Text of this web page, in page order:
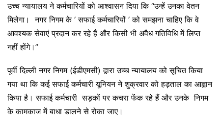
उच्च न्यायालय ने कर्मचारियों को आश्वासन दिया कि “उन्हें उनका वेतन
मिलेगा। नगर निगम के ‘ सफाई कर्मचारियों ‘ को समझना चाहिए कि वे
आवश्यक सेवाएं प्रदान कर रहे हैं और किसी भी अवैध गतिविधि में लिप्त
नहीं होंगे।”
पूर्वी दिल्ली नगर निगम (ईडीएमसी) द्वारा उच्च न्यायालय को सूचित किया
गया था कि कई सफाई कर्मचारी यूनियन ने शुक्रवार को हड़ताल का आह्वान
किया है। सफाई कर्मचारी सड़कों पर कचरा फेंक रहे हैं और उनके निगम
के कामकाज में बाधा डालने से रोका जाए।